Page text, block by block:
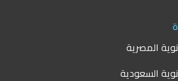
المصرية
السعودية